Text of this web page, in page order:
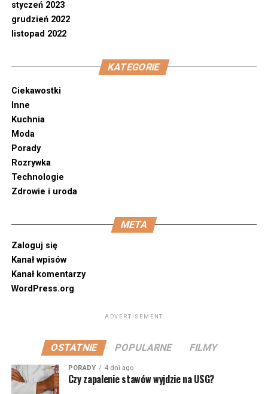
styczeń 2023
grudzień 2022
listopad 2022
KATEGORIE
Ciekawostki
Inne
Kuchnia
Moda
Porady
Rozrywka
Technologie
Zdrowie i uroda
META
Zaloguj się
Kanał wpisów
Kanał komentarzy
WordPress.org
ADVERTISEMENT
OSTATNIE POPULARNE FILMY
PORADY 4 dni ago
Czy zapalenie stawów wyjdzie na USG?